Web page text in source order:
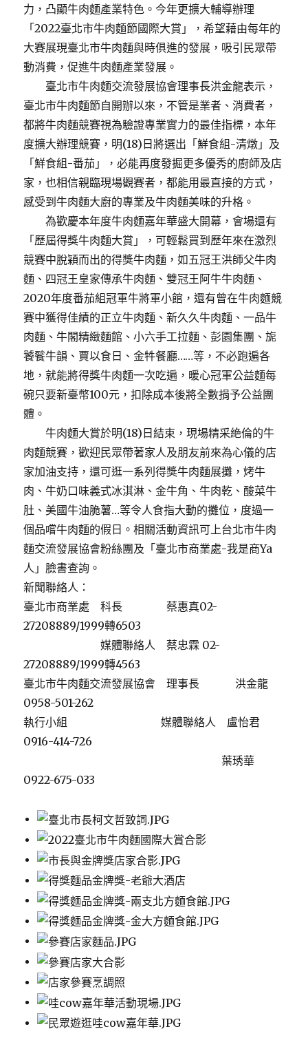
力，凸顯牛肉麵產業特色。今年更擴大輔導辦理
「2022臺北市牛肉麵節國際大賞」，希望藉由每年的
大賽展現臺北市牛肉麵與時俱進的發展，吸引民眾帶
動消費，促進牛肉麵產業發展。
臺北市牛肉麵交流發展協會理事長洪金龍表示，
臺北市牛肉麵節自開辦以來，不管是業者、消費者，
都將牛肉麵競賽視為驗證專業實力的最佳指標，本年
度擴大辦理競賽，明(18)日將選出「鮮食組-清燉」及
「鮮食組-番茄」，必能再度發掘更多優秀的廚師及店
家，也相信親臨現場觀賽者，都能用最直接的方式，
感受到牛肉麵大廚的專業及牛肉麵美味的升格。
為歡慶本年度牛肉麵嘉年華盛大開幕，會場還有
「歷屆得獎牛肉麵大賞」，可輕鬆買到歷年來在激烈
競賽中脫穎而出的得獎牛肉麵，如五冠王洪師父牛肉
麵、四冠王皇家傳承牛肉麵、雙冠王阿牛牛肉麵、
2020年度番茄組冠軍牛將軍小館，還有曾在牛肉麵競
賽中獲得佳績的正立牛肉麵、新久久牛肉麵、一品牛
肉麵、牛閣精緻麵館、小六手工拉麵、彭園集團、旎
饕餮牛韻、賈以食日、金牪餐廳……等，不必跑遍各
地，就能將得獎牛肉麵一次吃遍，暖心冠軍公益麵每
碗只要新臺幣100元，扣除成本後將全數捐予公益團
體。
牛肉麵大賞於明(18)日結束，現場精采絶倫的牛
肉麵競賽，歡迎民眾帶著家人及朋友前來為心儀的店
家加油支持，還可逛一系列得獎牛肉麵展攤，烤牛
肉、牛奶口味義式冰淇淋、金牛角、牛肉乾、酸菜牛
肚、美國牛油脆薯…等令人食指大動的攤位，度過一
個品嚐牛肉麵的假日。相關活動資訊可上台北市牛肉
麵交流發展協會粉絲團及「臺北市商業處-我是商Ya
人」臉書查詢。
新聞聯絡人：
臺北市商業處 科長 蔡惠真02-
27208889/1999轉6503
媒體聯絡人 蔡忠霖 02-
27208889/1999轉4563
臺北市牛肉麵交流發展協會 理事長 洪金龍
0958-501-262
執行小組 媒體聯絡人 盧怡君
0916-414-726
葉琇華
0922-675-033